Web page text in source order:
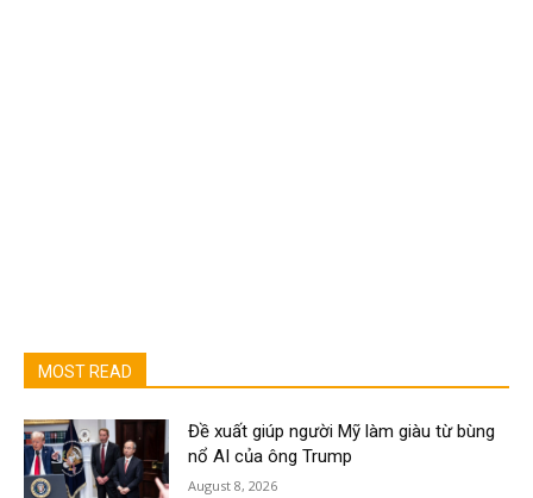
MOST READ
Đề xuất giúp người Mỹ làm giàu từ bùng
nổ AI của ông Trump
August 8, 2026